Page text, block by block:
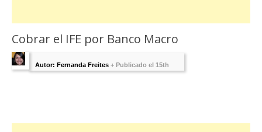
Cobrar el IFE por Banco Macro
Autor: Fernanda Freites + Publicado el 15th